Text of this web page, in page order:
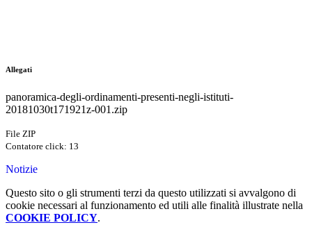
Allegati
panoramica-degli-ordinamenti-presenti-negli-istituti-
20181030t171921z-001.zip
File ZIP
Contatore click: 13
Notizie
Questo sito o gli strumenti terzi da questo utilizzati si avvalgono di
cookie necessari al funzionamento ed utili alle finalità illustrate nella
COOKIE POLICY.